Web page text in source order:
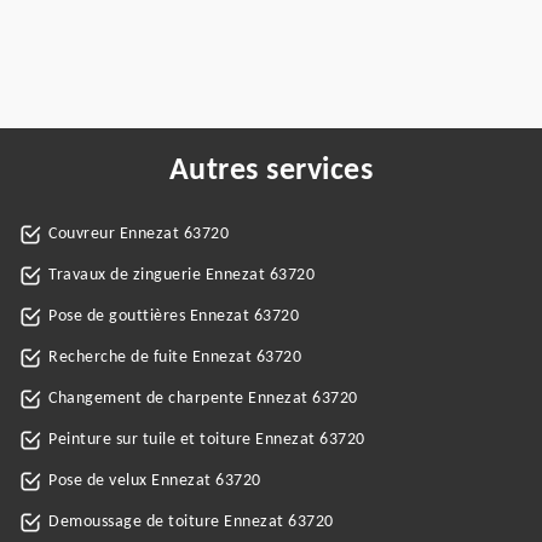
Autres services
Couvreur Ennezat 63720
Travaux de zinguerie Ennezat 63720
Pose de gouttières Ennezat 63720
Recherche de fuite Ennezat 63720
Changement de charpente Ennezat 63720
Peinture sur tuile et toiture Ennezat 63720
Pose de velux Ennezat 63720
Demoussage de toiture Ennezat 63720